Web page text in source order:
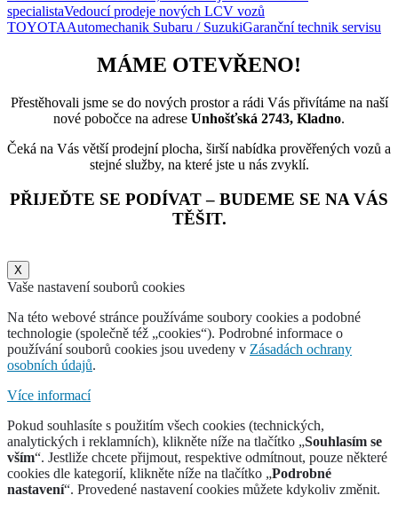
specialistaVedoucí prodeje nových LCV vozů
TOYOTAAutomechanik Subaru / SuzukiGaranční technik servisu
MÁME OTEVŘENO!
Přestěhovali jsme se do nových prostor a rádi Vás přivítáme na naší
nové pobočce na adrese Unhošťská 2743, Kladno.
Čeká na Vás větší prodejní plocha, širší nabídka prověřených vozů a
stejné služby, na které jste u nás zvyklí.
PŘIJEĎTE SE PODÍVAT – BUDEME SE NA VÁS
TĚŠIT.
X
Vaše nastavení souborů cookies
Na této webové stránce používáme soubory cookies a podobné
technologie (společně též „cookies“). Podrobné informace o
používání souborů cookies jsou uvedeny v Zásadách ochrany
osobních údajů.
Více informací
Pokud souhlasíte s použitím všech cookies (technických,
analytických i reklamních), klikněte níže na tlačítko „Souhlasím se
vším“. Jestliže chcete přijmout, respektive odmítnout, pouze některé
cookies dle kategorií, klikněte níže na tlačítko „Podrobné
nastavení“. Provedené nastavení cookies můžete kdykoliv změnit.